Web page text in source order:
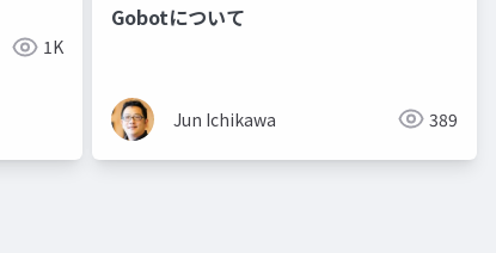
1K
Gobotについて
Jun Ichikawa 389